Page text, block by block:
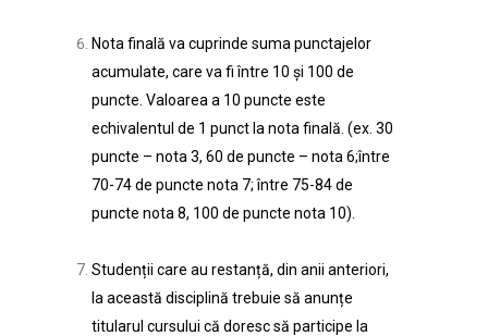
Nota finală va cuprinde suma punctajelor
acumulate, care va fi între 10 și 100 de
puncte. Valoarea a 10 puncte este
echivalentul de 1 punct la nota finală. (ex. 30
puncte – nota 3, 60 de puncte – nota 6;între
70-74 de puncte nota 7; între 75-84 de
puncte nota 8, 100 de puncte nota 10).
Studenții care au restanță, din anii anteriori,
la această disciplină trebuie să anunțe
titularul cursului că doresc să participe la